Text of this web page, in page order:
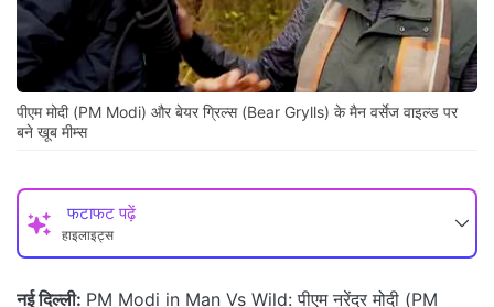
पीएम मोदी (PM Modi) और बेयर ग्रिल्स (Bear Grylls) के मैन वर्सेज वाइल्ड पर
बने खूब मीम्स
फटाफट पढ़ें
हाइलाइट्स
नई दिल्ली: PM Modi in Man Vs Wild: पीएम नरेंद्र मोदी (PM